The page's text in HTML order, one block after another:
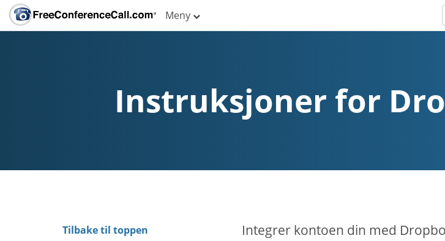
Meny
Instruksjoner for
Tilbake til toppen
Integrer kontoen din med